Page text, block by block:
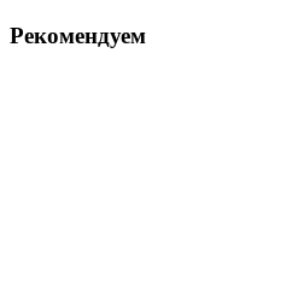
Рекомендуем